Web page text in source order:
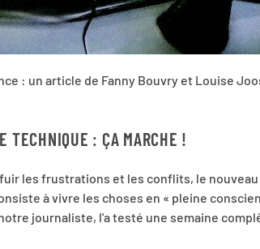
: un article de Fanny Bouvry et Louise
TECHNIQUE : ÇA MARCHE !
les frustrations et les conflits, le
à vivre les choses en « pleine
journaliste, l'a testé une semaine